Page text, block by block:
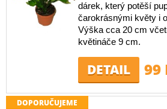
dárek, který potěší
čarokrásnými květy i
Výška cca 20 cm
květináče 9 cm.
DETAIL 99
DOPORUČUJEME